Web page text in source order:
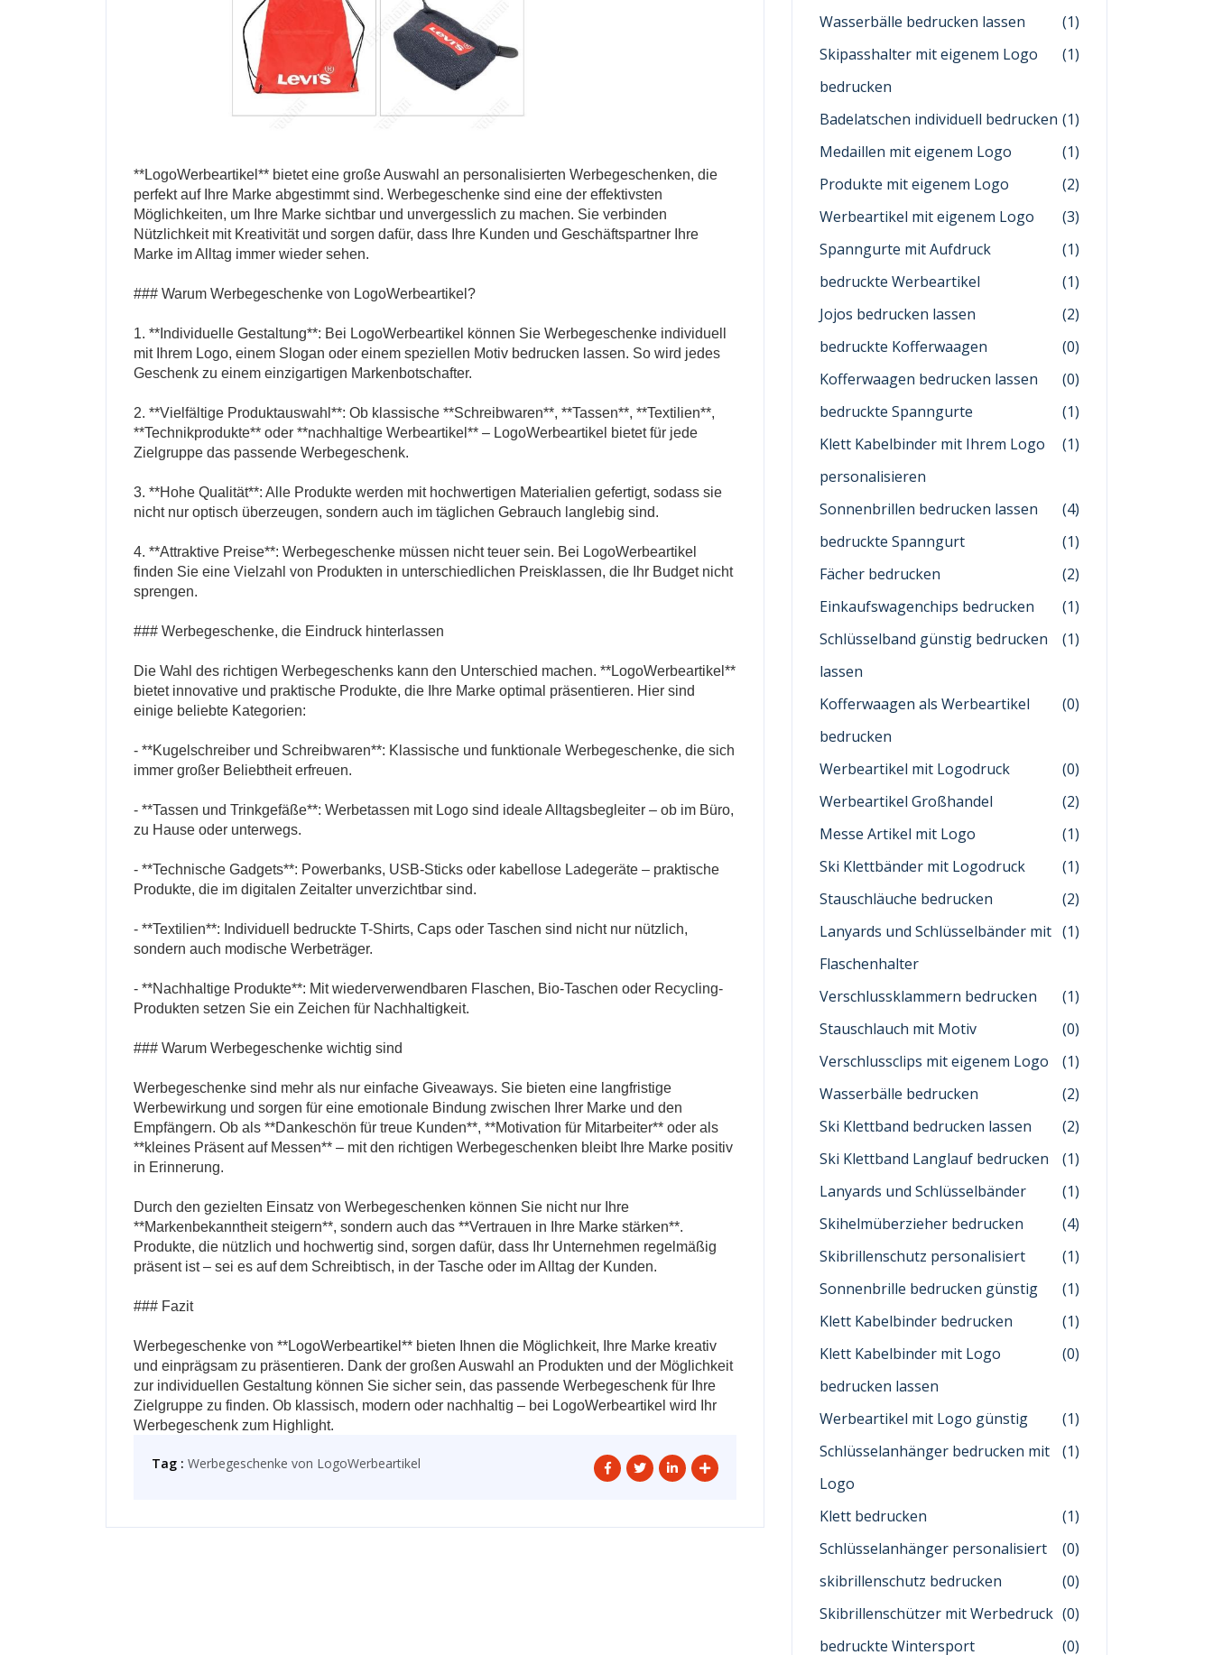
**LogoWerbeartikel** bietet eine große Auswahl an personalisierten Werbegeschenken, die
perfekt auf Ihre Marke abgestimmt sind. Werbegeschenke sind eine der effektivsten
Möglichkeiten, um Ihre Marke sichtbar und unvergesslich zu machen. Sie verbinden
Nützlichkeit mit Kreativität und sorgen dafür, dass Ihre Kunden und Geschäftspartner Ihre
Marke im Alltag immer wieder sehen.
### Warum Werbegeschenke von LogoWerbeartikel?
1. **Individuelle Gestaltung**: Bei LogoWerbeartikel können Sie Werbegeschenke individuell
mit Ihrem Logo, einem Slogan oder einem speziellen Motiv bedrucken lassen. So wird jedes
Geschenk zu einem einzigartigen Markenbotschafter.
2. **Vielfältige Produktauswahl**: Ob klassische **Schreibwaren**, **Tassen**, **Textilien**,
**Technikprodukte** oder **nachhaltige Werbeartikel** – LogoWerbeartikel bietet für jede
Zielgruppe das passende Werbegeschenk.
3. **Hohe Qualität**: Alle Produkte werden mit hochwertigen Materialien gefertigt, sodass sie
nicht nur optisch überzeugen, sondern auch im täglichen Gebrauch langlebig sind.
4. **Attraktive Preise**: Werbegeschenke müssen nicht teuer sein. Bei LogoWerbeartikel
finden Sie eine Vielzahl von Produkten in unterschiedlichen Preisklassen, die Ihr Budget nicht
sprengen.
### Werbegeschenke, die Eindruck hinterlassen
Die Wahl des richtigen Werbegeschenks kann den Unterschied machen. **LogoWerbeartikel**
bietet innovative und praktische Produkte, die Ihre Marke optimal präsentieren. Hier sind
einige beliebte Kategorien:
- **Kugelschreiber und Schreibwaren**: Klassische und funktionale Werbegeschenke, die sich
immer großer Beliebtheit erfreuen.
- **Tassen und Trinkgefäße**: Werbetassen mit Logo sind ideale Alltagsbegleiter – ob im Büro,
zu Hause oder unterwegs.
- **Technische Gadgets**: Powerbanks, USB-Sticks oder kabellose Ladegeräte – praktische
Produkte, die im digitalen Zeitalter unverzichtbar sind.
- **Textilien**: Individuell bedruckte T-Shirts, Caps oder Taschen sind nicht nur nützlich,
sondern auch modische Werbeträger.
- **Nachhaltige Produkte**: Mit wiederverwendbaren Flaschen, Bio-Taschen oder Recycling-
Produkten setzen Sie ein Zeichen für Nachhaltigkeit.
### Warum Werbegeschenke wichtig sind
Werbegeschenke sind mehr als nur einfache Giveaways. Sie bieten eine langfristige
Werbewirkung und sorgen für eine emotionale Bindung zwischen Ihrer Marke und den
Empfängern. Ob als **Dankeschön für treue Kunden**, **Motivation für Mitarbeiter** oder als
**kleines Präsent auf Messen** – mit den richtigen Werbegeschenken bleibt Ihre Marke positiv
in Erinnerung.
Durch den gezielten Einsatz von Werbegeschenken können Sie nicht nur Ihre
**Markenbekanntheit steigern**, sondern auch das **Vertrauen in Ihre Marke stärken**.
Produkte, die nützlich und hochwertig sind, sorgen dafür, dass Ihr Unternehmen regelmäßig
präsent ist – sei es auf dem Schreibtisch, in der Tasche oder im Alltag der Kunden.
### Fazit
Werbegeschenke von **LogoWerbeartikel** bieten Ihnen die Möglichkeit, Ihre Marke kreativ
und einprägsam zu präsentieren. Dank der großen Auswahl an Produkten und der Möglichkeit
zur individuellen Gestaltung können Sie sicher sein, das passende Werbegeschenk für Ihre
Zielgruppe zu finden. Ob klassisch, modern oder nachhaltig – bei LogoWerbeartikel wird Ihr
Werbegeschenk zum Highlight.
Tag : Werbegeschenke von LogoWerbeartikel
Wasserbälle bedrucken lassen
(1)
Skipasshalter mit eigenem Logo
bedrucken
(1)
Badelatschen individuell bedrucken (1)
Medaillen mit eigenem Logo
(1)
Produkte mit eigenem Logo
(2)
Werbeartikel mit eigenem Logo
(3)
Spanngurte mit Aufdruck
(1)
bedruckte Werbeartikel
(1)
Jojos bedrucken lassen
(2)
bedruckte Kofferwaagen
(0)
Kofferwaagen bedrucken lassen
(0)
bedruckte Spanngurte
(1)
Klett Kabelbinder mit Ihrem Logo
personalisieren
(1)
Sonnenbrillen bedrucken lassen
(4)
bedruckte Spanngurt
(1)
Fächer bedrucken
(2)
Einkaufswagenchips bedrucken
(1)
Schlüsselband günstig bedrucken
lassen
(1)
Kofferwaagen als Werbeartikel
bedrucken
(0)
Werbeartikel mit Logodruck
(0)
Werbeartikel Großhandel
(2)
Messe Artikel mit Logo
(1)
Ski Klettbänder mit Logodruck
(1)
Stauschläuche bedrucken
(2)
Lanyards und Schlüsselbänder mit
Flaschenhalter
(1)
Verschlussklammern bedrucken
(1)
Stauschlauch mit Motiv
(0)
Verschlussclips mit eigenem Logo
(1)
Wasserbälle bedrucken
(2)
Ski Klettband bedrucken lassen
(2)
Ski Klettband Langlauf bedrucken
(1)
Lanyards und Schlüsselbänder
(1)
Skihelmüberzieher bedrucken
(4)
Skibrillenschutz personalisiert
(1)
Sonnenbrille bedrucken günstig
(1)
Klett Kabelbinder bedrucken
(1)
Klett Kabelbinder mit Logo
bedrucken lassen
(0)
Werbeartikel mit Logo günstig
(1)
Schlüsselanhänger bedrucken mit
Logo
(1)
Klett bedrucken
(1)
Schlüsselanhänger personalisiert
(0)
skibrillenschutz bedrucken
(0)
Skibrillenschützer mit Werbedruck (0)
bedruckte Wintersport
(0)